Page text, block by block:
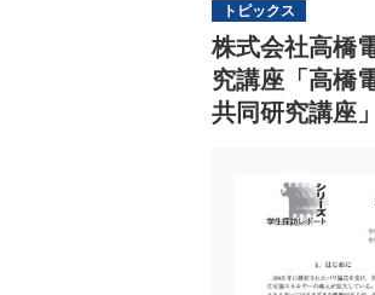
トピックス
株式会社高橋
究講座「高橋
共同研究講座